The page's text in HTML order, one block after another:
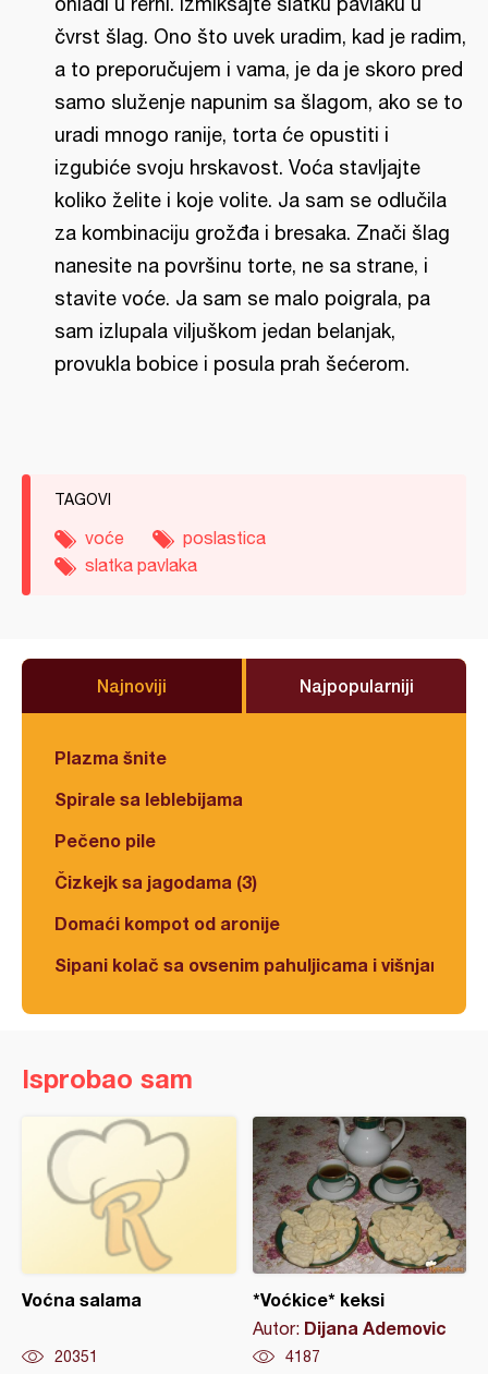
čvrst šlag. Ono što uvek uradim, kad je radim,
a to preporučujem i vama, je da je skoro pred
samo služenje napunim sa šlagom, ako se to
uradi mnogo ranije, torta će opustiti i
izgubiće svoju hrskavost. Voća stavljajte
koliko želite i koje volite. Ja sam se odlučila
za kombinaciju grožđa i bresaka. Znači šlag
nanesite na površinu torte, ne sa strane, i
stavite voće. Ja sam se malo poigrala, pa
sam izlupala viljuškom jedan belanjak,
provukla bobice i posula prah šećerom.
TAGOVI
voće
poslastica
slatka pavlaka
Najnoviji Najpopularniji
Plazma šnite
Spirale sa leblebijama
Pečeno pile
Čizkejk sa jagodama (3)
Domaći kompot od aronije
Sipani kolač sa ovsenim pahuljicama i višnjama
Isprobao sam
Voćna salama
20351
*Voćkice* keksi
Autor: Dijana Ademovic
4187